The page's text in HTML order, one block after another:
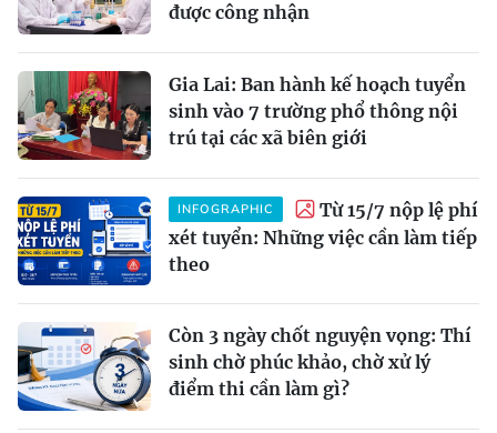
được công nhận
Gia Lai: Ban hành kế hoạch tuyển
sinh vào 7 trường phổ thông nội
trú tại các xã biên giới
INFOGRAPHIC
Từ 15/7 nộp lệ phí
xét tuyển: Những việc cần làm tiếp
theo
Còn 3 ngày chốt nguyện vọng: Thí
sinh chờ phúc khảo, chờ xử lý
điểm thi cần làm gì?